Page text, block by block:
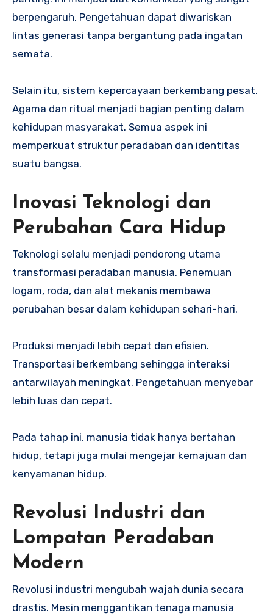
berpengaruh. Pengetahuan dapat diwariskan
lintas generasi tanpa bergantung pada ingatan
semata.
Selain itu, sistem kepercayaan berkembang pesat.
Agama dan ritual menjadi bagian penting dalam
kehidupan masyarakat. Semua aspek ini
memperkuat struktur peradaban dan identitas
suatu bangsa.
Inovasi Teknologi dan
Perubahan Cara Hidup
Teknologi selalu menjadi pendorong utama
transformasi peradaban manusia. Penemuan
logam, roda, dan alat mekanis membawa
perubahan besar dalam kehidupan sehari-hari.
Produksi menjadi lebih cepat dan efisien.
Transportasi berkembang sehingga interaksi
antarwilayah meningkat. Pengetahuan menyebar
lebih luas dan cepat.
Pada tahap ini, manusia tidak hanya bertahan
hidup, tetapi juga mulai mengejar kemajuan dan
kenyamanan hidup.
Revolusi Industri dan
Lompatan Peradaban
Modern
Revolusi industri mengubah wajah dunia secara
drastis. Mesin menggantikan tenaga manusia